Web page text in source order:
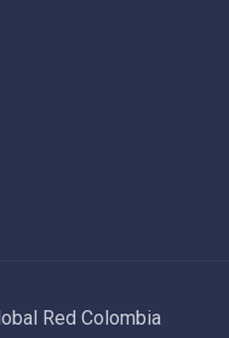
Red Colombia